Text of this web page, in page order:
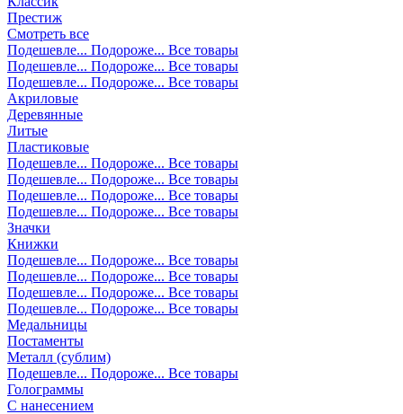
Престиж
Смотреть все
Подешевле... Подороже... Все товары
Подешевле... Подороже... Все товары
Подешевле... Подороже... Все товары
Акриловые
Деревянные
Литые
Пластиковые
Подешевле... Подороже... Все товары
Подешевле... Подороже... Все товары
Подешевле... Подороже... Все товары
Подешевле... Подороже... Все товары
Значки
Книжки
Подешевле... Подороже... Все товары
Подешевле... Подороже... Все товары
Подешевле... Подороже... Все товары
Подешевле... Подороже... Все товары
Медальницы
Постаменты
Металл (сублим)
Подешевле... Подороже... Все товары
Голограммы
С нанесением